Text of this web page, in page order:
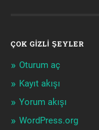
ÇOK GIZLI ŞEYLER
Oturum aç
Kayıt akışı
Yorum akışı
WordPress.org